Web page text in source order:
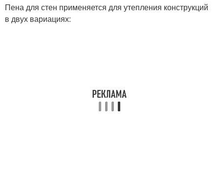
Пена для стен применяется для утепления конструкций
в двух вариациях: